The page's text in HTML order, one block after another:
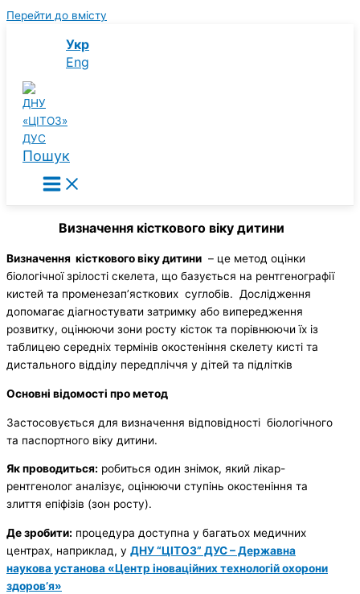
Перейти до вмісту
Укр
Eng
Пошук
Визначення кісткового віку дитини
Визначення кісткового віку дитини – це метод оцінки
біологічної зрілості скелета, що базується на рентгенографії
кистей та променезап’ясткових суглобів. Дослідження
допомагає діагностувати затримку або випередження
розвитку, оцінюючи зони росту кісток та порівнюючи їх із
таблицею середніх термінів окостеніння скелету кисті та
дистального відділу передпліччя у дітей та підлітків
Основні відомості про метод
Застосовується для визначення відповідності біологічного
та паспортного віку дитини.
Як проводиться: робиться один знімок, який лікар-
рентгенолог аналізує, оцінюючи ступінь окостеніння та
злиття епіфізів (зон росту).
Де зробити: процедура доступна у багатьох медичних
центрах, наприклад, у ДНУ “ЦІТОЗ” ДУС – Державна
наукова установа «Центр іноваційних технологій охорони
здоров’я»